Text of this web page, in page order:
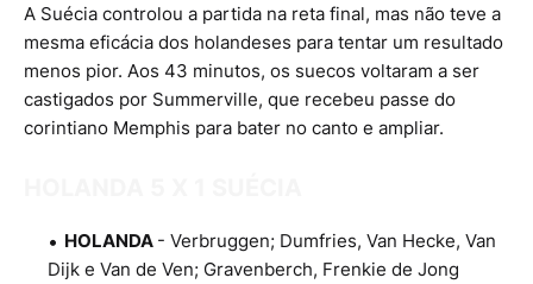
A Suécia controlou a partida na reta final, mas não teve a
mesma eficácia dos holandeses para tentar um resultado
menos pior. Aos 43 minutos, os suecos voltaram a ser
castigados por Summerville, que recebeu passe do
corintiano Memphis para bater no canto e ampliar.
HOLANDA - Verbruggen; Dumfries, Van Hecke, Van
Dijk e Van de Ven; Gravenberch, Frenkie de Jong